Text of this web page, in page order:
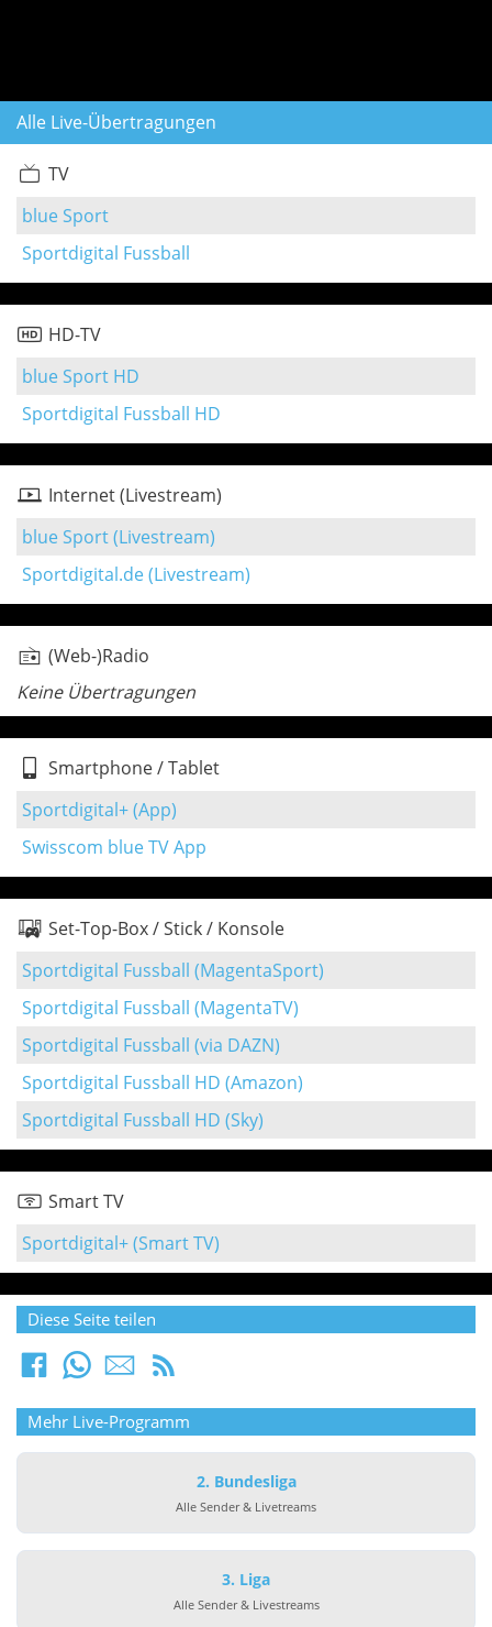
Alle Live-Übertragungen
TV
blue Sport
Sportdigital Fussball
HD-TV
blue Sport HD
Sportdigital Fussball HD
Internet (Livestream)
blue Sport (Livestream)
Sportdigital.de (Livestream)
(Web-)Radio
Keine Übertragungen
Smartphone / Tablet
Sportdigital+ (App)
Swisscom blue TV App
Set-Top-Box / Stick / Konsole
Sportdigital Fussball (MagentaSport)
Sportdigital Fussball (MagentaTV)
Sportdigital Fussball (via DAZN)
Sportdigital Fussball HD (Amazon)
Sportdigital Fussball HD (Sky)
Smart TV
Sportdigital+ (Smart TV)
Diese Seite teilen
Mehr Live-Programm
2. Bundesliga
Alle Sender & Livetreams
3. Liga
Alle Sender & Livestreams